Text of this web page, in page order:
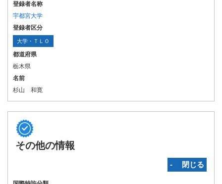
登録者名称
宇都宮大学
登録者区分
大学・ＴＬＯ
都道府県
栃木県
名前
杉山 和寛
その他の情報
‐ 閉じる